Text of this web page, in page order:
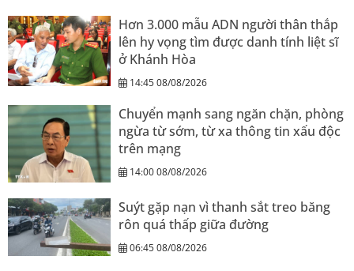
Hơn 3.000 mẫu ADN người thân thắp
lên hy vọng tìm được danh tính liệt sĩ
ở Khánh Hòa
14:45 08/08/2026
Chuyển mạnh sang ngăn chặn, phòng
ngừa từ sớm, từ xa thông tin xấu độc
trên mạng
14:00 08/08/2026
Suýt gặp nạn vì thanh sắt treo băng
rôn quá thấp giữa đường
06:45 08/08/2026